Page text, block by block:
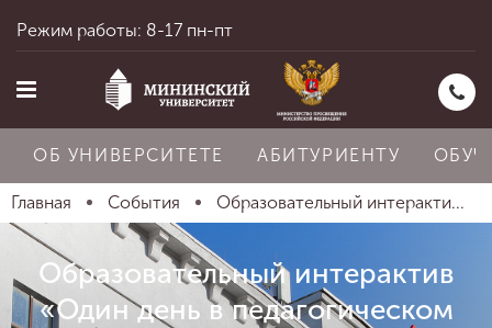
Главная
Режим работы: 8-17 пн-пт
ОБ УНИВЕРСИТЕТЕ АБИТУРИЕНТУ
Главная События Образовательный интеракти...
Образовательный интерактив
«Один день в педагогическом